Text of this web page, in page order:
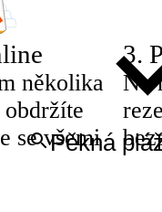
několika
obdržíte
se všemi
3.
Na